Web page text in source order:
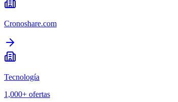
Cronoshare.com
Tecnología
1,000+ ofertas